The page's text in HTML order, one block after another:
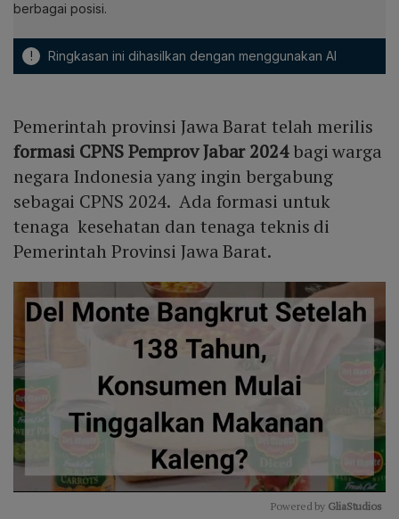
berbagai posisi.
! Ringkasan ini dihasilkan dengan menggunakan AI
Pemerintah provinsi Jawa Barat telah merilis
formasi CPNS Pemprov Jabar 2024bagi warga
negara Indonesia yang ingin bergabung
sebagai CPNS 2024. Ada formasi untuk
tenaga kesehatan dan tenaga teknis di
Pemerintah Provinsi Jawa Barat.
Powered by GliaStudios